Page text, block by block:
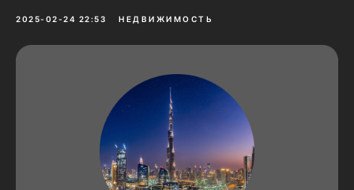
2025-02-24 22:53 НЕДВИЖИМОСТЬ